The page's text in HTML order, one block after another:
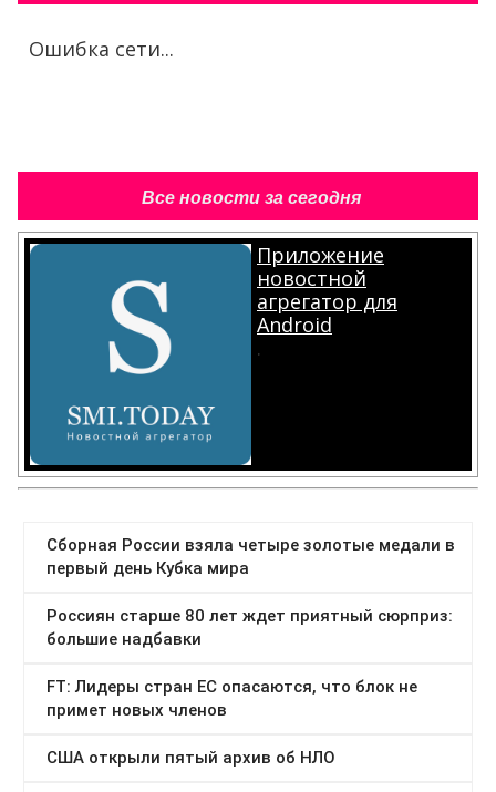
Ошибка сети...
Все новости за сегодня
Приложение
новостной
агрегатор для
Android
.